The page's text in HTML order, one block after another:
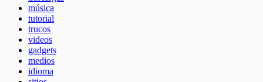
música
tutorial
trucos
videos
gadgets
medios
idioma